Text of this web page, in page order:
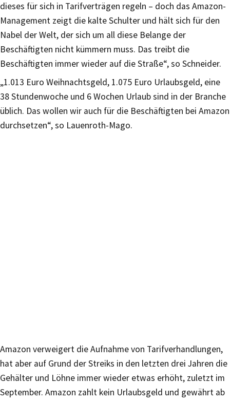
dieses für sich in Tarifverträgen regeln – doch das Amazon-
Management zeigt die kalte Schulter und hält sich für den
Nabel der Welt, der sich um all diese Belange der
Beschäftigten nicht kümmern muss. Das treibt die
Beschäftigten immer wieder auf die Straße“, so Schneider.
„1.013 Euro Weihnachtsgeld, 1.075 Euro Urlaubsgeld, eine
38 Stundenwoche und 6 Wochen Urlaub sind in der Branche
üblich. Das wollen wir auch für die Beschäftigten bei Amazon
durchsetzen“, so Lauenroth-Mago.
Amazon verweigert die Aufnahme von Tarifverhandlungen,
hat aber auf Grund der Streiks in den letzten drei Jahren die
Gehälter und Löhne immer wieder etwas erhöht, zuletzt im
September. Amazon zahlt kein Urlaubsgeld und gewährt ab